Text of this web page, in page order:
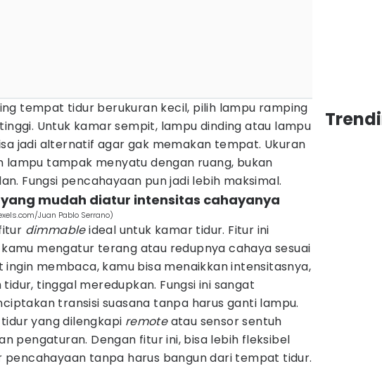
tempat tidur berukuran kecil, pilih lampu ramping
Untuk kamar sempit, lampu dinding atau lampu
jadi alternatif agar gak memakan tempat. Ukuran
lampu tampak menyatu dengan ruang, bukan
Fungsi pencahayaan pun jadi lebih maksimal.
yang mudah diatur intensitas cahayanya
Juan Pablo Serrano)
dimmableideal untuk kamar tidur. Fitur ini
mengatur terang atau redupnya cahaya sesuai
ingin membaca, kamu bisa menaikkan intensitasnya,
tinggal meredupkan. Fungsi ini sangat
transisi suasana tanpa harus ganti lampu.
yang dilengkapi remoteatau sensor sentuh
pengaturan. Dengan fitur ini, bisa lebih fleksibel
pencahayaan tanpa harus bangun dari tempat tidur.